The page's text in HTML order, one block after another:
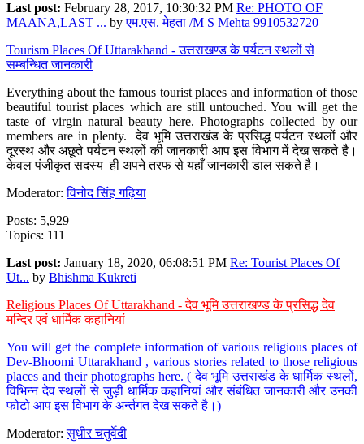
Last post: February 28, 2017, 10:30:32 PM Re: PHOTO OF
MAANA,LAST ... byएम.एस. मेहता /M S Mehta 9910532720
Tourism Places Of Uttarakhand - उत्तराखण्ड के पर्यटन स्थलों से
सम्बन्धित जानकारी
Everything about the famous tourist places and information of those
beautiful tourist places which are still untouched. You will get the
taste of virgin natural beauty here. Photographs collected by our
members are in plenty. देव भूमि उत्तराखंड के प्रसिद्ध पर्यटन स्थलों और
दूरस्थ और अछूते पर्यटन स्थलों की जानकारी आप इस विभाग में देख सकते है।
केवल पंजीकृत सदस्य ही अपने तरफ से यहाँ जानकारी डाल सकते है।
Moderator:विनोद सिंह गढ़िया
Posts: 5,929
Topics: 111
Last post: January 18, 2020, 06:08:51 PM Re: Tourist Places Of
Ut... by Bhishma Kukreti
Religious Places Of Uttarakhand - देव भूमि उत्तराखण्ड के प्रसिद्ध देव
मन्दिर एवं धार्मिक कहानियां
You will get the complete information of various religious places of
Dev-Bhoomi Uttarakhand , various stories related to those religious
places and their photographs here. ( देव भूमि उत्तराखंड के धार्मिक स्थलों,
विभिन्न देव स्थलों से जुड़ी धार्मिक कहानियां और संबंधित जानकारी और उनकी
फोटो आप इस विभाग के अर्न्तगत देख सकते है।)
Moderator:सुधीर चतुर्वेदी